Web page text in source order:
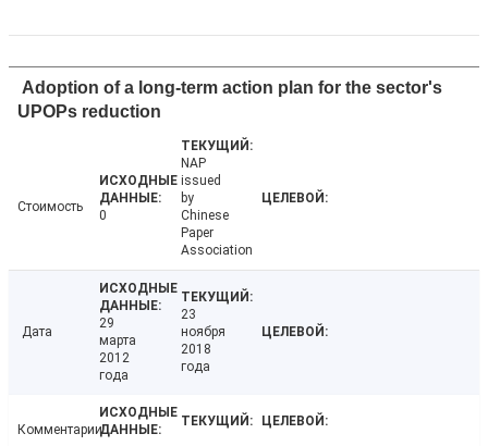
Adoption of a long-term action plan for the sector's
UPOPs reduction
Стоимость
0
NAP
issued
by
Chinese
Paper
Association
Дата
29
марта
2012
года
23
ноября
2018
года
Комментарии